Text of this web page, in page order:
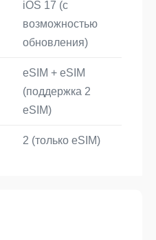
iOS 17 (с
возможностью
обновления)
eSIM + eSIM
(поддержка 2
eSIM)
2 (только eSIM)